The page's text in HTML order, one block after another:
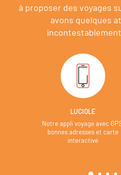
à proposer des voyages
avons quelques
LUCIOLE
Notre appli voyage avec
bonnes adresses et carte
interactive